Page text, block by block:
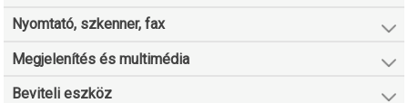
Nyomtató, szkenner, fax
Megjelenítés és multimédia
Beviteli eszköz